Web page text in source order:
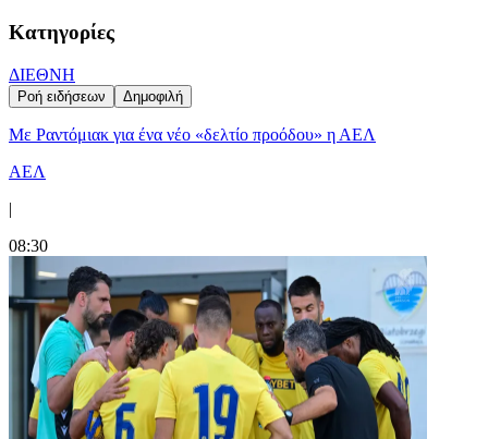
Κατηγορίες
ΔΙΕΘΝΗ
Ροή ειδήσεων Δημοφιλή
Με Ραντόμιακ για ένα νέο «δελτίο προόδου» η ΑΕΛ
ΑΕΛ
|
08:30